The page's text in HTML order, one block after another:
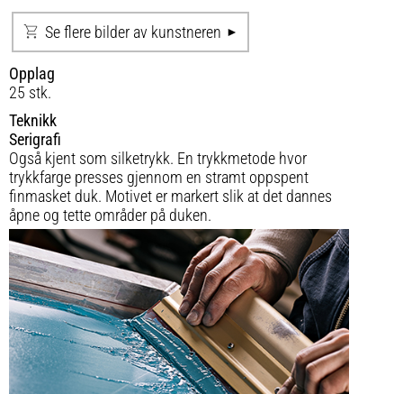
Se flere bilder av kunstneren
Opplag
25 stk.
Teknikk
Serigrafi
Også kjent som silketrykk. En trykkmetode hvor
trykkfarge presses gjennom en stramt oppspent
finmasket duk. Motivet er markert slik at det dannes
åpne og tette områder på duken.